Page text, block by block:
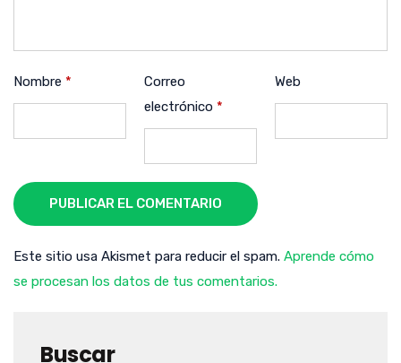
Nombre *
Correo
electrónico *
Web
PUBLICAR EL COMENTARIO
Este sitio usa Akismet para reducir el spam. Aprende cómo
se procesan los datos de tus comentarios.
Buscar